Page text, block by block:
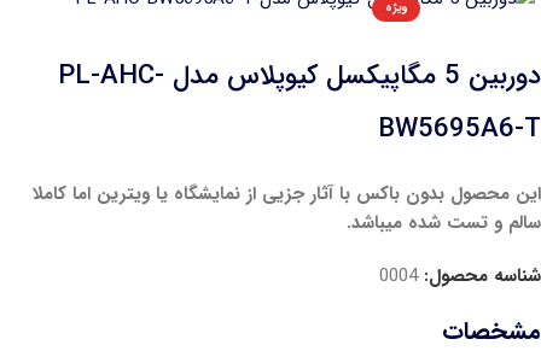
ویژه
دوربین 5 مگاپیکسل کیوپلاس مدل PL-AHC-
BW5695A6-T
این محصول بدون باکس با آثار جزیی از نمایشگاه یا ویترین اما کاملا
سالم و تست شده میباشد.
شناسه محصول:0004
مشخصات